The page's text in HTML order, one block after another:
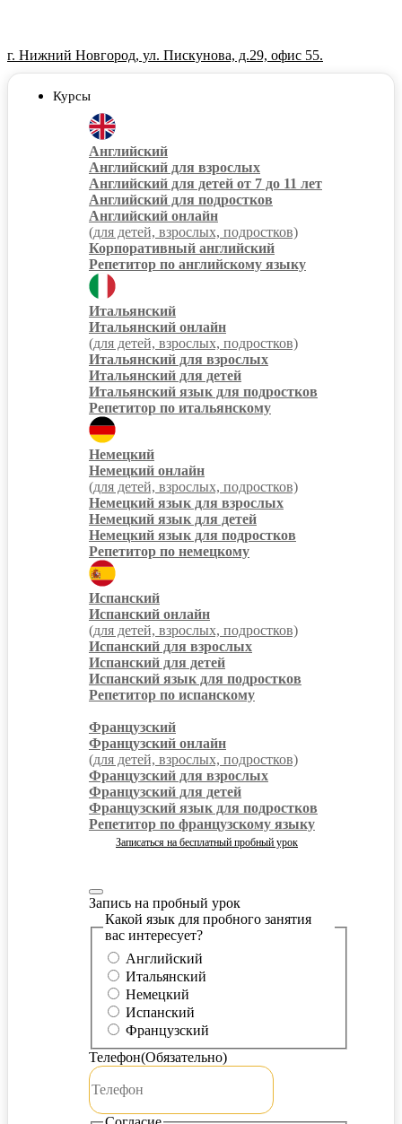
г. Нижний Новгород, ул. Пискунова, д.29, офис 55.
Курсы
Английский
Английский для взрослых
Английский для детей от 7 до 11 лет
Английский для подростков
Английский онлайн
(для детей, взрослых, подростков)
Корпоративный английский
Репетитор по английскому языку
Итальянский
Итальянский онлайн
(для детей, взрослых, подростков)
Итальянский для взрослых
Итальянский для детей
Итальянский язык для подростков
Репетитор по итальянскому
Немецкий
Немецкий онлайн
(для детей, взрослых, подростков)
Немецкий язык для взрослых
Немецкий язык для детей
Немецкий язык для подростков
Репетитор по немецкому
Испанский
Испанский онлайн
(для детей, взрослых, подростков)
Испанский для взрослых
Испанский для детей
Испанский язык для подростков
Репетитор по испанскому
Французский
Французский онлайн
(для детей, взрослых, подростков)
Французский для взрослых
Французский для детей
Французский язык для подростков
Репетитор по французскому языку
Записаться на бесплатный пробный урок
Запись на пробный урок
Какой язык для пробного занятия
вас интересует?
Английский
Итальянский
Немецкий
Испанский
Французский
Телефон(Обязательно)